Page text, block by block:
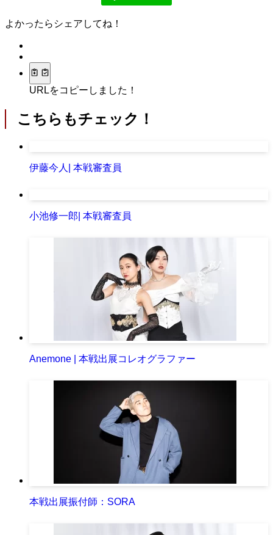
よかったらシェアしてね！
URLをコピーしました！
こちらもチェック！
伊藤今人| 本戦審査員
小池修一郎| 本戦審査員
Anemone | 本戦出展コレオグラファー
本戦出展振付師：SORA